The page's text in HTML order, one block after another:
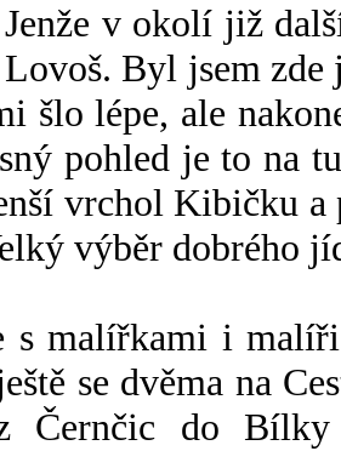
Jenže v okolí již
Lovoš. Byl jsem zde
šlo lépe, ale
pohled je to na
vrchol Kibičku
výběr dobrého
s malířkami i
se dvěma na
Černčic do Bílky